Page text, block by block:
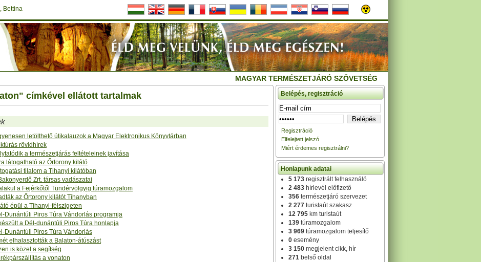
Bettina
MAGYAR TERMÉSZETJÁRÓ SZÖVETSÉG
címkével ellátott tartalmak
letölthető útikalauzok a Magyar Elektronikus Könyvtárban
rövidhírek
a természetjárás feltételeinek javítása
látogatható az Őrtorony kilátó
tilalom a Tihanyi kilátóban
Zrt. társas vadászatai
a Fejérkőtől Tündérvölgyig túramozgalom
az Őrtorony kilátót Tihanyban
épül a Tihanyi-félszigeten
Dunántúli Piros Túra Vándorlás programja
a Dél-dunántúli Piros Túra honlapja
Dunántúli Piros Túra Vándorlás
elhalasztották a Balaton-átúszást
is közel a segítség
a vonaton
Belépés, regisztráció
Regisztráció
Elfelejtett jelszó
Miért érdemes regisztrálni?
Honlapunk adatai
5 173 regisztrált felhasználó
2 483 hírlevél előfizető
356 természetjáró szervezet
2 277 turistaút szakasz
12 795 km turistaút
139 túramozgalom
3 969 túramozgalom teljesítő
0 esemény
3 150 megjelent cikk, hír
271 belső oldal